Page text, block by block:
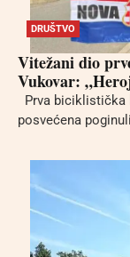
DRUŠTVO
Vitežani dio
Vukovar:
Prva biciklistička
posvećena